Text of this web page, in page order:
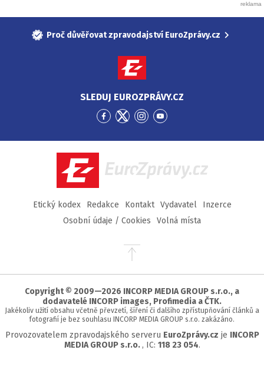
Proč důvěřovat zpravodajství EuroZprávy.cz
SLEDUJ EUROZPRÁVY.CZ
Přejít
Facebook
Přejít
Twitter
Přejít
Instagram
Přejít
YouTube
EuroZprávy.cz
Etický kodex Redakce Kontakt Vydavatel
Inzerce
Osobní údaje / Cookies
Volná místa
Přejít
stránky
Copyright © 2009—2026 INCORP MEDIA GROUP s.r.o., a
dodavatelé INCORP images, Profimedia a ČTK.
Jakékoliv užití obsahu včetně převzetí, šíření či dalšího zpřístupňování článků a
fotografií je bez souhlasu INCORP MEDIA GROUP s.r.o. zakázáno.
Provozovatelem zpravodajského serveru EuroZprávy.cz je INCORP
MEDIA GROUP s.r.o. , IC: 118 23 054.